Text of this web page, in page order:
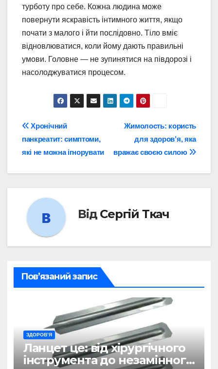
турботу про себе. Кожна людина може
повернути яскравість інтимного життя, якщо
почати з малого і йти послідовно. Тіло вміє
відновлюватися, коли йому дають правильні
умови. Головне — не зупинятися на півдорозі і
насолоджуватися процесом.
Навігація
записів
Жимолость: користь
для здоров’я, яка
вражає своєю силою
Хронічний
панкреатит: симптоми,
які не можна ігнорувати
Від Сергій Ткач
Пов’язаний запис
ЗДОРОВ’Я
Ланцет це: від хірургічного
інструмента до незамінного